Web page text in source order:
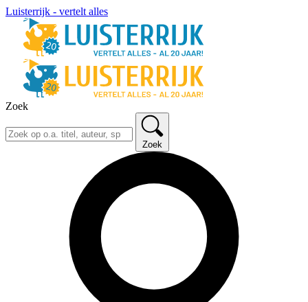
Luisterrijk - vertelt alles
Zoek
Zoek